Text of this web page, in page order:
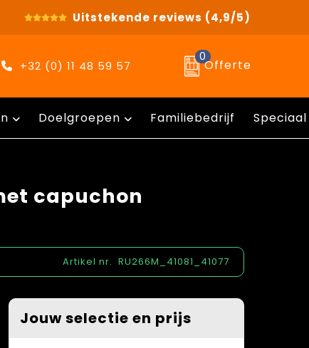
Uitstekende reviews (4,9/5)
+32 (0) 11 48 59 57
0
Offerte
Doelgroepen Familiebedrijf
capuchon
Artikel nr. RU266M_41081_41077
Jouw selectie en prijs